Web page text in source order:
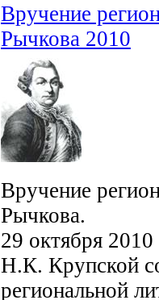
Вручение
Рычкова 2010
Вручение
Рычкова.
29 октября
Н.К. Крупской
региональной